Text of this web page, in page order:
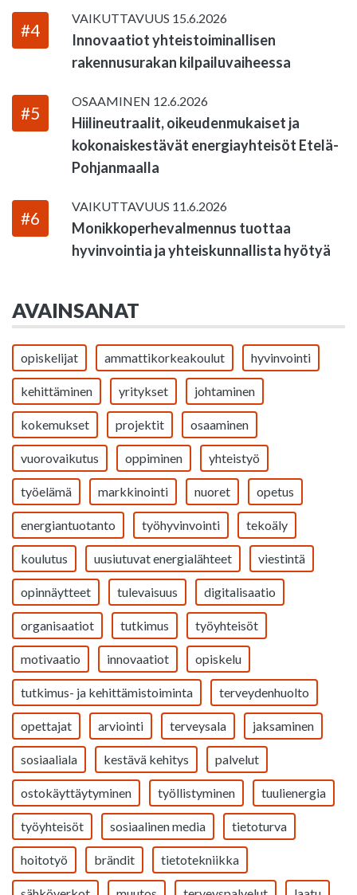
#4
VAIKUTTAVUUS 15.6.2026
Innovaatiot yhteistoiminallisen
rakennusurakan kilpailuvaiheessa
#5
OSAAMINEN 12.6.2026
Hiilineutraalit, oikeudenmukaiset ja
kokonaiskestävät energiayhteisöt Etelä-
Pohjanmaalla
#6
VAIKUTTAVUUS 11.6.2026
Monikkoperhevalmennus tuottaa
hyvinvointia ja yhteiskunnallista hyötyä
AVAINSANAT
opiskelijat ammattikorkeakoulut hyvinvointi
kehittäminen yritykset johtaminen
kokemukset projektit osaaminen
vuorovaikutus oppiminen yhteistyö
työelämä markkinointi nuoret opetus
energiantuotanto työhyvinvointi tekoäly
koulutus uusiutuvat energialähteet viestintä
opinnäytteet tulevaisuus digitalisaatio
organisaatiot tutkimus työyhteisöt
motivaatio innovaatiot opiskelu
tutkimus- ja kehittämistoiminta terveydenhuolto
opettajat arviointi terveysala jaksaminen
sosiaaliala kestävä kehitys palvelut
ostokäyttäytyminen työllistyminen tuulienergia
työyhteisöt sosiaalinen media tietoturva
hoitotyö brändit tietotekniikka